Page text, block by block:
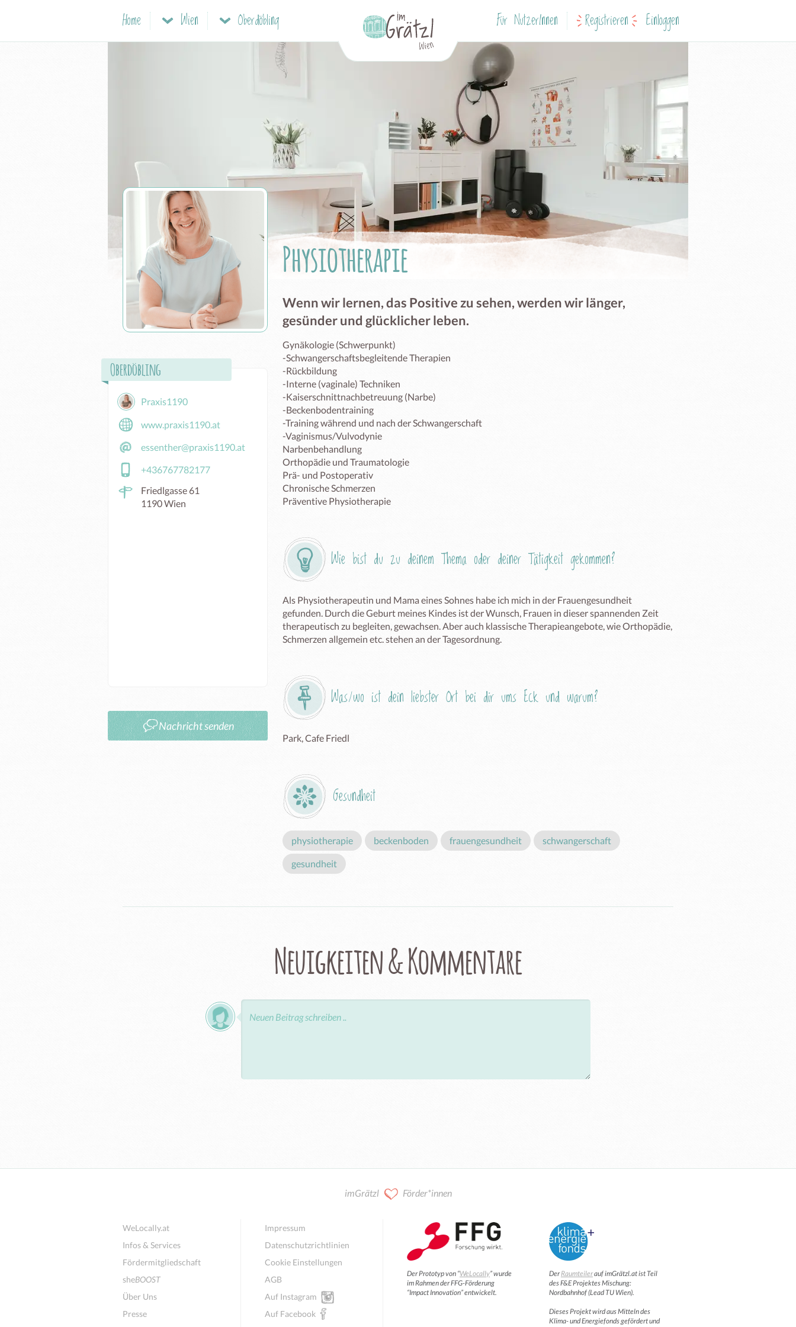
Home Wien Oberdöbling Für NutzerInnen Registrieren Einloggen
Physiotherapie
Wenn wir lernen, das Positive zu sehen, werden wir länger,
gesünder und glücklicher leben.
Gynäkologie (Schwerpunkt)
-Schwangerschaftsbegleitende Therapien
-Rückbildung
-Interne (vaginale) Techniken
-Kaiserschnittnachbetreuung (Narbe)
-Beckenbodentraining
-Training während und nach der Schwangerschaft
-Vaginismus/Vulvodynie
Narbenbehandlung
Orthopädie und Traumatologie
Prä- und Postoperativ
Chronische Schmerzen
Präventive Physiotherapie
Wie bist du zu deinem Thema oder deiner Tätigkeit gekommen?
Als Physiotherapeutin und Mama eines Sohnes habe ich mich in der Frauengesundheit
gefunden. Durch die Geburt meines Kindes ist der Wunsch, Frauen in dieser spannenden Zeit
therapeutisch zu begleiten, gewachsen. Aber auch klassische Therapieangebote, wie Orthopädie,
Schmerzen allgemein etc. stehen an der Tagesordnung.
Was/wo ist dein liebster Ort bei dir ums Eck und warum?
Park, Cafe Friedl
Gesundheit
physiotherapie beckenboden frauengesundheit schwangerschaft
gesundheit
Oberdöbling
Praxis1190
www.praxis1190.at
essenther@praxis1190.at
+436767782177
Friedlgasse 61
1190 Wien
Nachricht senden
Neuigkeiten & Kommentare
imGrätzl Förder*innen
WeLocally.at
Infos & Services
Fördermitgliedschaft
sheBOOST
Über Uns
Presse
Impressum
Datenschutzrichtlinien
Cookie Einstellungen
AGB
Auf Instagram
Auf Facebook
Der Prototyp von “WeLocally” wurde
im Rahmen der FFG-Förderung
“Impact Innovation” entwickelt.
DerRaumteilerauf imGrätzl.at ist Teil
des F&E Projektes Mischung:
Nordbahnhof (Lead TU Wien).
Dieses Projekt wird aus Mitteln des
Klima- und Energiefonds gefördert und